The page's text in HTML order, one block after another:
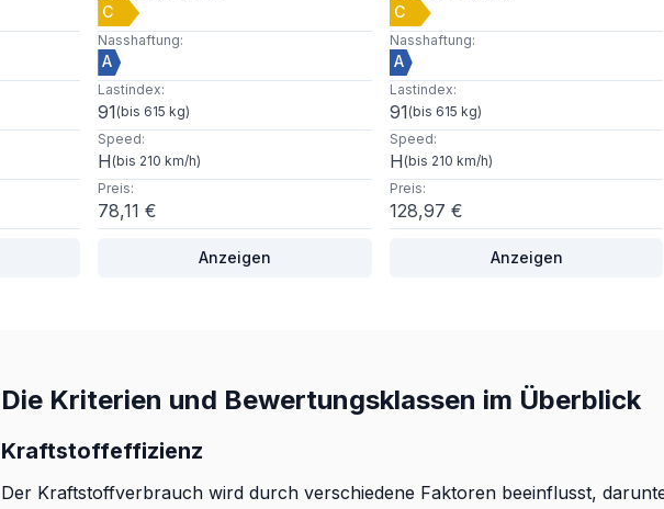
C
Nasshaftung:
A
Lastindex:
91(bis 615 kg)
Speed:
H (bis 210 km/h)
Preis:
78,11 €
Anzeigen
C
Nasshaftung:
A
Lastindex:
91(bis 615 kg)
Speed:
H (bis 210 km/h)
Preis:
128,97 €
Anzeigen
Die Kriterien und Bewertungsklassen im Überblick
Kraftstoffeffizienz
Der Kraftstoffverbrauch wird durch verschiedene Faktoren beeinflusst,